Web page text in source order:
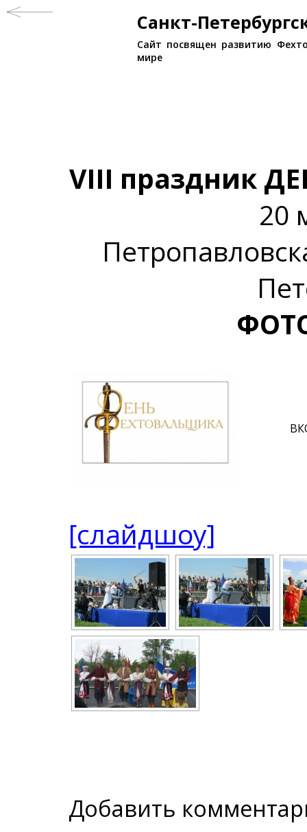
Санкт-
Сайт посвящен развитию
мире
VIII праздник
20
[слайдшоу]
Добавить